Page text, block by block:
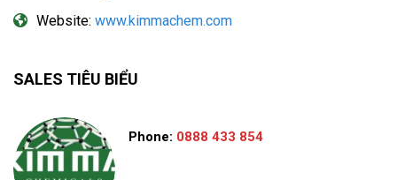
Website: www.kimmachem.com
SALES TIÊU BIỂU
Phone: 0888 433 854